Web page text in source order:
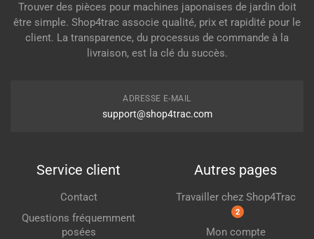
Trouver des pièces pour machines japonaises de jardin doit
être simple. Shop4trac associe qualité, prix et rapidité pour le
client. La transparence, du processus de commande à la
livraison, est la clé du succès.
ADRESSE E-MAIL
support@shop4trac.com
Service client
Contact
Questions fréquemment
posées
Autres pages
Travailler chez Shop4Trac
2
Mon compte